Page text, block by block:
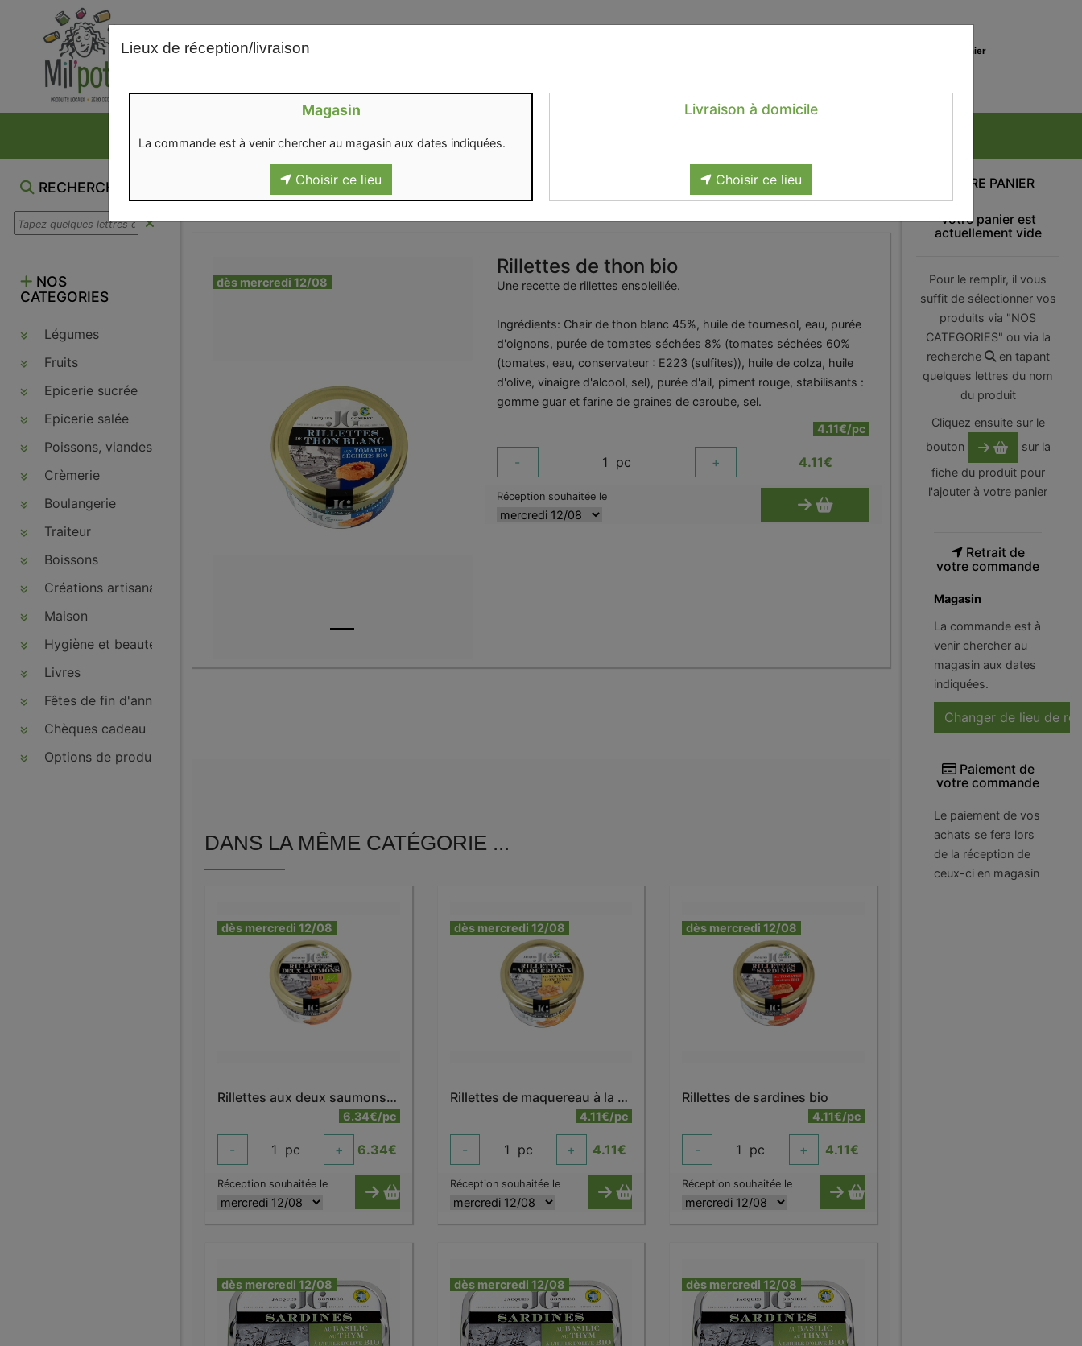
Mon panier
RECHERCHE
NOS
CATEGORIES
Légumes
Fruits
Epicerie sucrée
Epicerie salée
Poissons, viandes, volailles, charcuteries
Crèmerie
Boulangerie
Traiteur
Boissons
Créations artisanales
Maison
Hygiène et beauté
Livres
Fêtes de fin d'année
Chèques cadeau
Options de produits
Lieux de réception/livraison
Magasin
La commande est à venir chercher au magasin aux dates indiquées.
Choisir ce lieu
Livraison à domicile
Choisir ce lieu
dès mercredi 12/08
Rillettes de thon bio
Une recette de rillettes ensoleillée.
Ingrédients: Chair de thon blanc 45%, huile de tournesol, eau, purée
d'oignons, purée de tomates séchées 8% (tomates séchées 60%
(tomates, eau, conservateur : E223 (sulfites)), huile de colza, huile
d'olive, vinaigre d'alcool, sel), purée d'ail, piment rouge, stabilisants :
gomme guar et farine de graines de caroube, sel.
4.11€/pc
- 1 pc + 4.11€
Réception souhaitée le
DANS LA MÊME CATÉGORIE ...
dès mercredi 12/08
Rillettes aux deux saumons bio
6.34€/pc
- 1 pc + 6.34€
Réception souhaitée le
dès mercredi 12/08
Rillettes de maquereau à la moutarde à l'ancienne bio
4.11€/pc
- 1 pc + 4.11€
Réception souhaitée le
dès mercredi 12/08
Rillettes de sardines bio
4.11€/pc
- 1 pc + 4.11€
Réception souhaitée le
dès mercredi 12/08 dès mercredi 12/08 dès mercredi 12/08
VOTRE PANIER
Votre panier est
actuellement vide
Pour le remplir, il vous
suffit de sélectionner vos
produits via "NOS
CATEGORIES" ou via la
recherche
en tapant
quelques lettres du nom
du produit
Cliquez ensuite sur le
bouton
sur la
fiche du produit pour
l'ajouter à votre panier
Retrait de
votre commande
Magasin
La commande est à
venir chercher au
magasin aux dates
indiquées.
Changer de lieu de
Paiement de
votre commande
Le paiement de vos
achats se fera lors
de la réception de
ceux-ci en magasin